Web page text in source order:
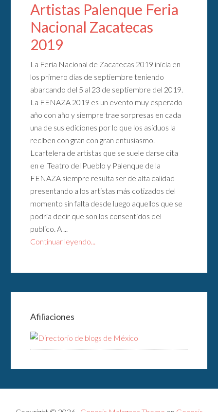
Artistas Palenque Feria
Nacional Zacatecas
2019
La Feria Nacional de Zacatecas 2019 inicia en
los primero días de septiembre teniendo
abarcando del 5 al 23 de septiembre del 2019.
La FENAZA 2019 es un evento muy esperado
año con año y siempre trae sorpresas en cada
una de sus ediciones por lo que los asiduos la
reciben con gran con gran entusiasmo.
Lcartelera de artistas que se suele darse cita
en el Teatro del Pueblo y Palenque de la
FENAZA siempre resulta ser de alta calidad
presentando a los artistas más cotizados del
momento sin falta desde luego aquellos que se
podría decir que son los consentidos del
publico. A ...
Continuar leyendo...
Afiliaciones